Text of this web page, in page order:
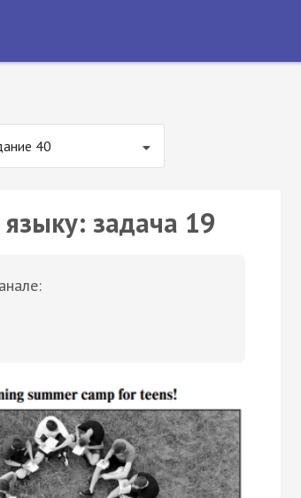
40
задача 19